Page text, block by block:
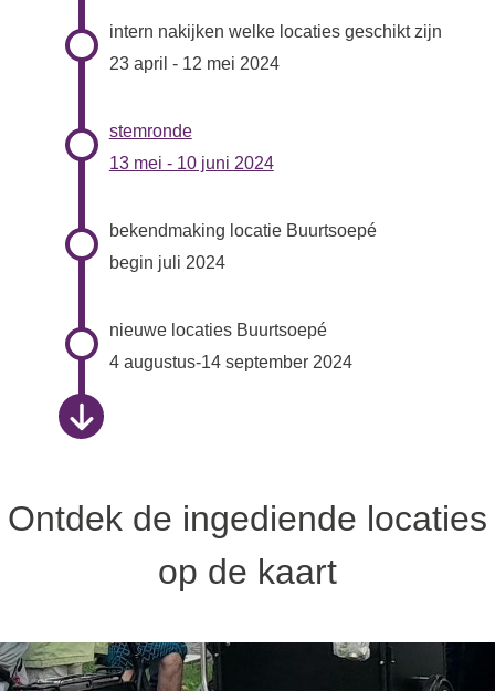
intern nakijken welke locaties geschikt zijn
23 april - 12 mei 2024
stemronde
13 mei - 10 juni 2024
bekendmaking locatie Buurtsoepé
begin juli 2024
nieuwe locaties Buurtsoepé
4 augustus-14 september 2024
Ontdek de ingediende locaties
op de kaart